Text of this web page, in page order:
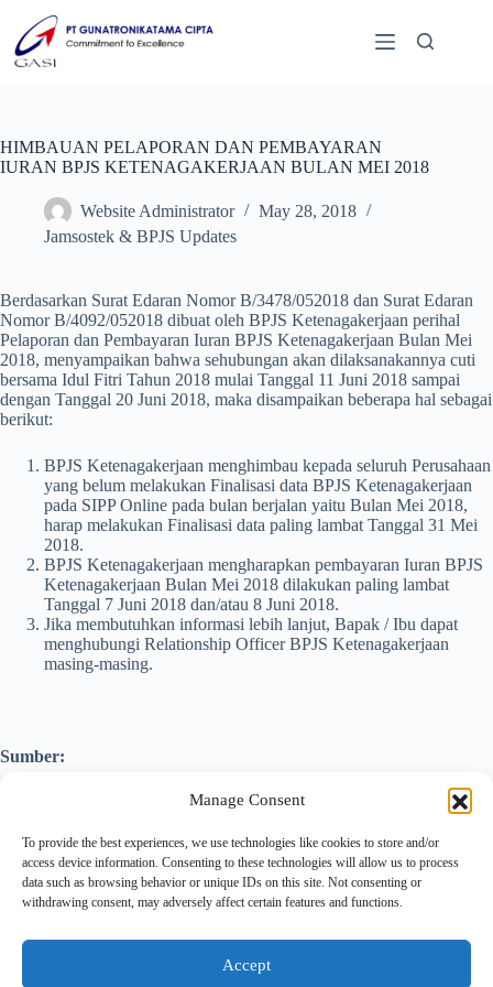
Manage Consent
To provide the best experiences, we use technologies like cookies to store and/or
access device information. Consenting to these technologies will allow us to process
data such as browsing behavior or unique IDs on this site. Not consenting or
withdrawing consent, may adversely affect certain features and functions.
Accept
HIMBAUAN PELAPORAN DAN PEMBAYARAN
IURAN BPJS KETENAGAKERJAAN BULAN MEI 2018
Website Administrator
May 28, 2018
Jamsostek & BPJS Updates
Berdasarkan Surat Edaran Nomor B/3478/052018 dan Surat Edaran
Nomor B/4092/052018 dibuat oleh BPJS Ketenagakerjaan perihal
Pelaporan dan Pembayaran Iuran BPJS Ketenagakerjaan Bulan Mei
2018, menyampaikan bahwa sehubungan akan dilaksanakannya cuti
bersama Idul Fitri Tahun 2018 mulai Tanggal 11 Juni 2018 sampai
dengan Tanggal 20 Juni 2018, maka disampaikan beberapa hal sebagai
berikut:
BPJS Ketenagakerjaan menghimbau kepada seluruh Perusahaan
yang belum melakukan Finalisasi data BPJS Ketenagakerjaan
pada SIPP Online pada bulan berjalan yaitu Bulan Mei 2018,
harap melakukan Finalisasi data paling lambat Tanggal 31 Mei
2018.
BPJS Ketenagakerjaan mengharapkan pembayaran Iuran BPJS
Ketenagakerjaan Bulan Mei 2018 dilakukan paling lambat
Tanggal 7 Juni 2018 dan/atau 8 Juni 2018.
Jika membutuhkan informasi lebih lanjut, Bapak / Ibu dapat
menghubungi Relationship Officer BPJS Ketenagakerjaan
masing-masing.
Sumber:
Surat Edaran Nomor B/3478/052018
http://www.bpjsketenagakerjaan.go.id/